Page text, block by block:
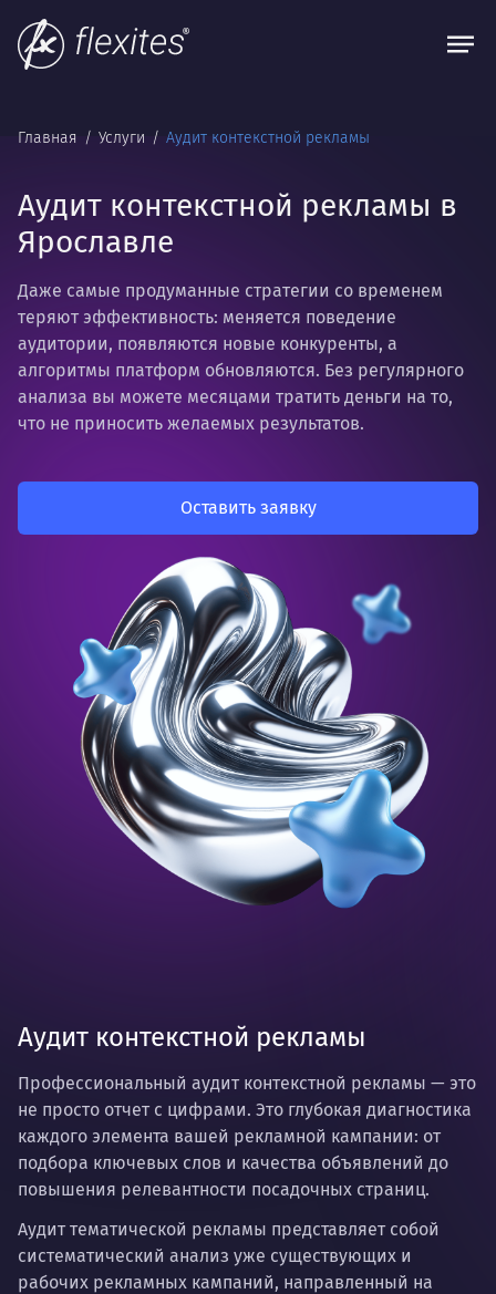
Главная Услуги Аудит контекстной рекламы
Аудит контекстной рекламы в
Ярославле
Даже самые продуманные стратегии со временем
теряют эффективность: меняется поведение
аудитории, появляются новые конкуренты, а
алгоритмы платформ обновляются. Без регулярного
анализа вы можете месяцами тратить деньги на то,
что не приносить желаемых результатов.
Оставить заявку
Аудит контекстной рекламы
Профессиональный аудит контекстной рекламы — это
не просто отчет с цифрами. Это глубокая диагностика
каждого элемента вашей рекламной кампании: от
подбора ключевых слов и качества объявлений до
повышения релевантности посадочных страниц.
Аудит тематической рекламы представляет собой
систематический анализ уже существующих и
рабочих рекламных кампаний, направленный на